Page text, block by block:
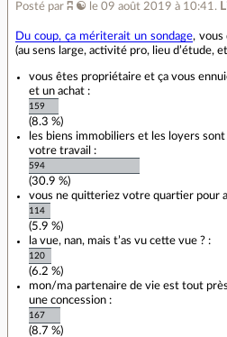
Posté par ʭ ☯ le 09 août 2019 à 10:41 .
Du coup, ça mériterait un sondage, vous
(au sens large, activité pro, lieu d’étude,
vous êtes propriétaire et ça vous
et un achat :
159
(8.3 %)
les biens immobiliers et les loyers
votre travail :
594
(30.9 %)
vous ne quitteriez votre quartier pour
114
(5.9 %)
la vue, nan, mais t’as vu cette vue ? :
120
(6.2 %)
mon/ma partenaire de vie est tout
une concession :
167
(8.7 %)